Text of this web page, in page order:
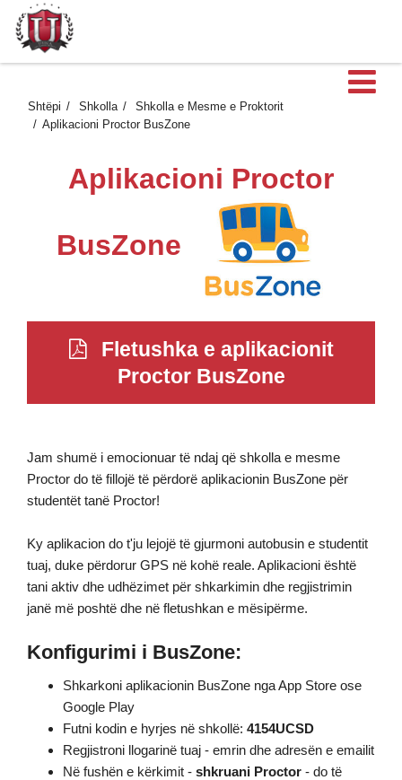
Shtëpi Shkolla
Shkolla e Mesme e Proktorit
Aplikacioni Proctor BusZone
Aplikacioni Proctor
BusZone
Fletushka e aplikacionit
Proctor BusZone
Jam shumë i emocionuar të ndaj që shkolla e mesme
Proctor do të fillojë të përdorë aplikacionin BusZone për
studentët tanë Proctor!
Ky aplikacion do t'ju lejojë të gjurmoni autobusin e studentit
tuaj, duke përdorur GPS në kohë reale. Aplikacioni është
tani aktiv dhe udhëzimet për shkarkimin dhe regjistrimin
janë më poshtë dhe në fletushkan e mësipërme.
Konfigurimi i BusZone:
Shkarkoni aplikacionin BusZone nga App Store ose
Google Play
Futni kodin e hyrjes në shkollë: 4154UCSD
Regjistroni llogarinë tuaj - emrin dhe adresën e emailit
Në fushën e kërkimit - shkruani Proctor - do të